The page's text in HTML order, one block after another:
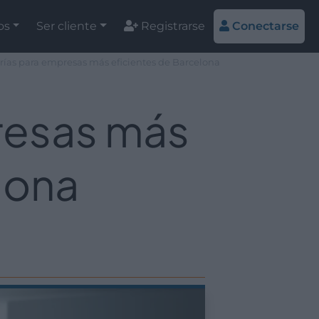
Ser cliente Registrarse Conectarse
más